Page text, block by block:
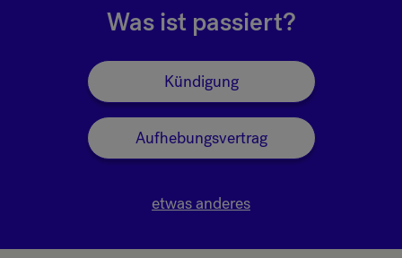
Was ist passiert?
Kündigung
Aufhebungsvertrag
etwas anderes